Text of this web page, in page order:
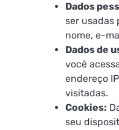
Dados
ser usadas
nome, e-
Dados de
você
endereço
visitadas.
Cookies:
seu